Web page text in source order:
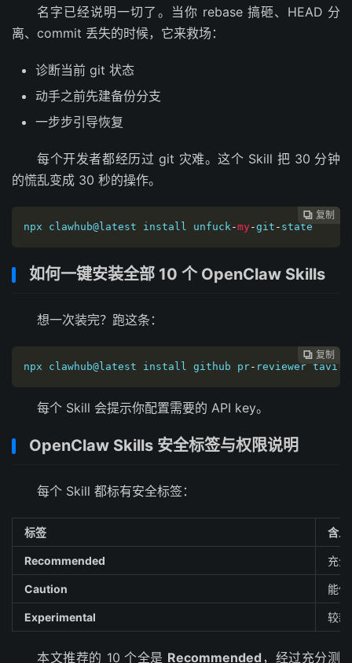
名字已经说明一切了。当你 rebase 搞砸、HEAD 分
离、commit 丢失的时候，它来救场：
诊断当前 git 状态
动手之前先建备份分支
一步步引导恢复
每个开发者都经历过 git 灾难。这个 Skill 把 30 分钟
的慌乱变成 30 秒的操作。
 复制
npx clawhub@latest install unfuck -my-git - state
如何一键安装全部 10 个 OpenClaw Skills
想一次装完？跑这条：
 复制
npx clawhub@latest install github pr- reviewer tavily
每个 Skill 会提示你配置需要的 API key。
OpenClaw Skills 安全标签与权限说明
每个 Skill 都标有安全标签：
标签 含义
Recommended 充
Caution 能
Experimental 较
本文推荐的 10 个全是 Recommended ，经过充分测